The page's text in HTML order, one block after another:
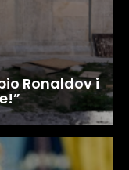
Ronaldov i